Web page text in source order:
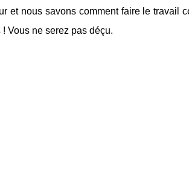
et nous savons comment faire le travail
Vous ne serez pas déçu.